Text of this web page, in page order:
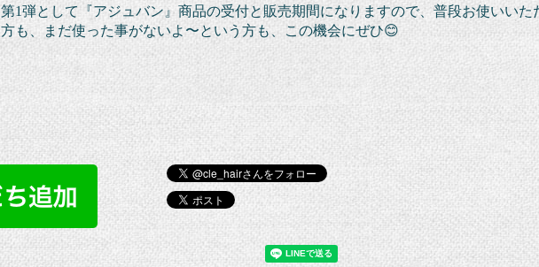
第1弾として『アジュバン』商品の受付と販売期間になりますので、普段お使いいた
方も、まだ使った事がないよ〜という方も、この機会にぜひ😊